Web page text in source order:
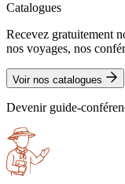
Catalogues
Recevez gratuitement
nos voyages, nos
Voir nos catalogues
Devenir guide-